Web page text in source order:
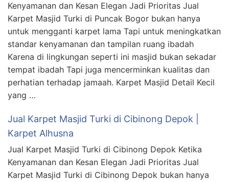
Kenyamanan dan Kesan Elegan Jadi Prioritas Jual
Karpet Masjid Turki di Puncak Bogor bukan hanya
untuk mengganti karpet lama Tapi untuk meningkatkan
standar kenyamanan dan tampilan ruang ibadah
Karena di lingkungan seperti ini masjid bukan sekadar
tempat ibadah Tapi juga mencerminkan kualitas dan
perhatian terhadap jamaah. Karpet Masjid Detail Kecil
yang …
Jual Karpet Masjid Turki di Cibinong Depok |
Karpet Alhusna
Jual Karpet Masjid Turki di Cibinong Depok Ketika
Kenyamanan dan Kesan Elegan Jadi Prioritas Jual
Karpet Masjid Turki di Cibinong Depok bukan hanya